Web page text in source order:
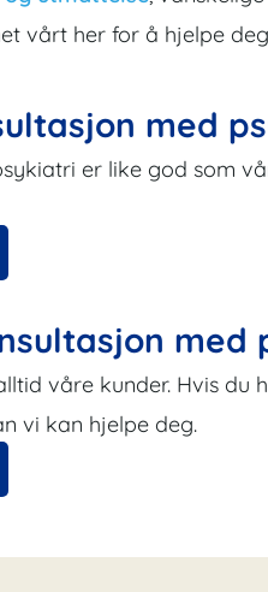
vårt her for å hjelpe
med
er like god som
med
våre kunder. Hvis du
vi kan hjelpe deg.